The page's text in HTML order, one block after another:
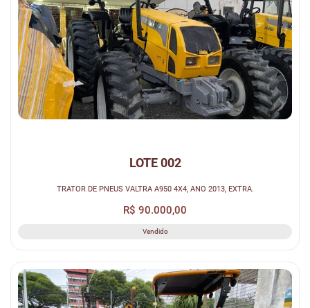
LOTE 002
TRATOR DE PNEUS VALTRA A950 4X4, ANO 2013, EXTRA.
R$ 90.000,00
Vendido